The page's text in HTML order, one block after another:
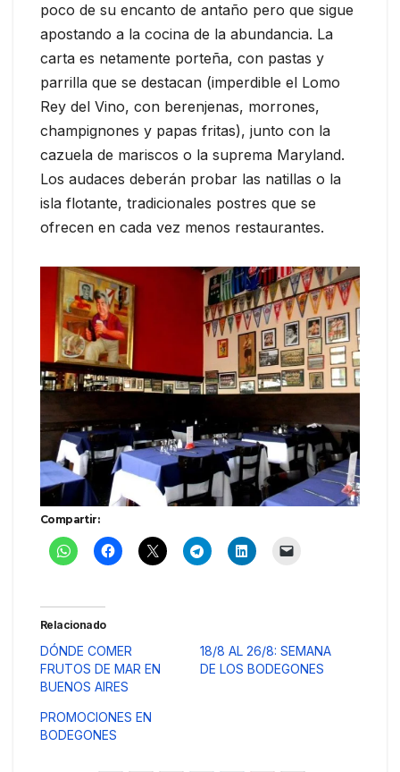
poco de su encanto de antaño pero que sigue
apostando a la cocina de la abundancia. La
carta es netamente porteña, con pastas y
parrilla que se destacan (imperdible el Lomo
Rey del Vino, con berenjenas, morrones,
champignones y papas fritas), junto con la
cazuela de mariscos o la suprema Maryland.
Los audaces deberán probar las natillas o la
isla flotante, tradicionales postres que se
ofrecen en cada vez menos restaurantes.
Compartir:
Relacionado
DÓNDE COMER
FRUTOS DE MAR EN
BUENOS AIRES
18/8 AL 26/8: SEMANA
DE LOS BODEGONES
PROMOCIONES EN
BODEGONES